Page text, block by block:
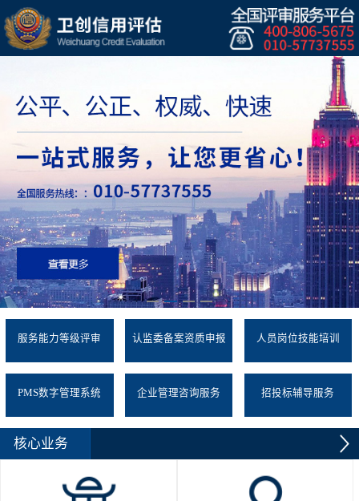
服务能力等级评审 认监委备案资质申报 人员岗位技能培训
PMS数字管理系统 企业管理咨询服务 招投标辅导服务
核心业务